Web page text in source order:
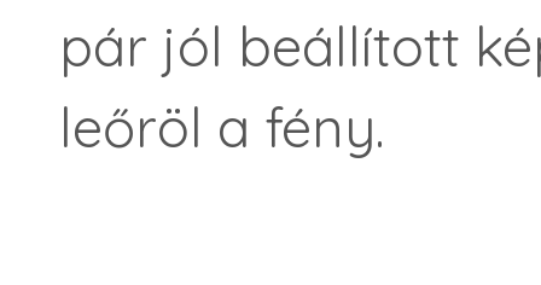
pár jól beállított
leőröl a fény.